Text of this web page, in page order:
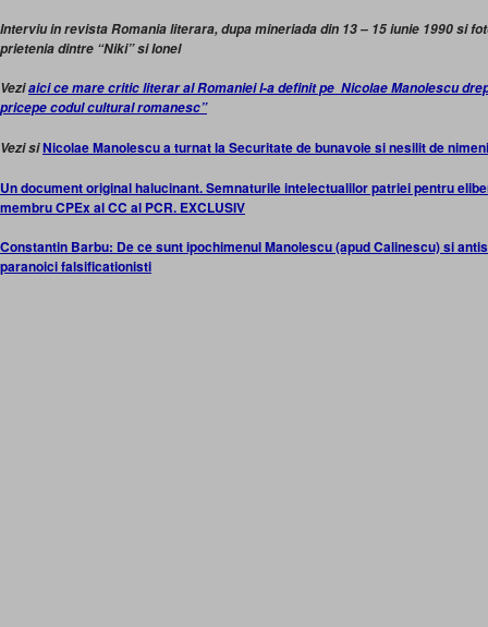
Interviu in revista Romania literara, dupa mineriada din 13 – 15 iunie 1990 si
prietenia dintre “Niki” si Ionel
Veziaici ce mare critic literar al Romaniei l-a definit pe Nicolae Manolescu
pricepe codul cultural romanesc”
Vezi siNicolae Manolescu a turnat la Securitate de bunavoie si nesilit de nimeni
Un document original halucinant. Semnaturile intelectualilor patriei pentru
membru CPEx al CC al PCR. EXCLUSIV
Constantin Barbu: De ce sunt ipochimenul Manolescu (apud Calinescu) si
paranoici falsificationisti